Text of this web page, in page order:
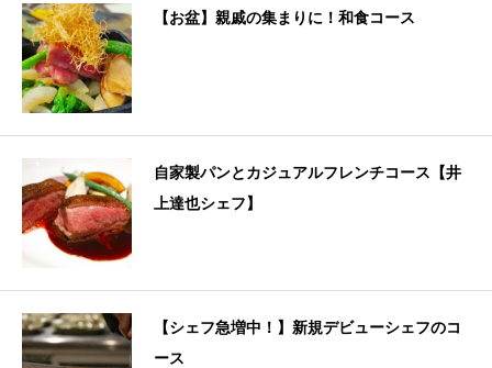
【お盆】親戚の集まりに！和食コース
自家製パンとカジュアルフレンチコース【井
上達也シェフ】
【シェフ急増中！】新規デビューシェフのコ
ース